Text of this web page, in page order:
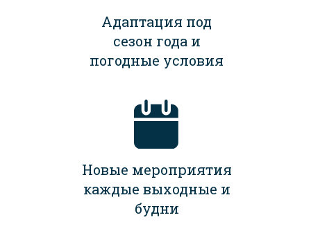
Адаптация под
сезон года и
погодные условия
Новые мероприятия
каждые выходные и
будни